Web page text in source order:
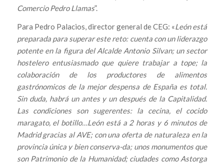
Comercio Pedro Llamas”.
Para Pedro Palacios, director general de CEG: «León está
preparada para superar este reto: cuenta con un liderazgo
potente en la figura del Alcalde Antonio Silvan; un sector
hostelero entusiasmado que quiere trabajar a tope; la
colaboración de los productores de alimentos
gastrónomicos de la mejor despensa de España es total.
Sin duda, habrá un antes y un después de la Capitalidad.
Las condiciones son sugerentes: la cecina, el cocido
maragato, el botillo…León está a 2 horas y 6 minutos de
Madrid gracias al AVE; con una oferta de naturaleza en la
provincia única y bien conserva-da; unos monumentos que
son Patrimonio de la Humanidad; ciudades como Astorga